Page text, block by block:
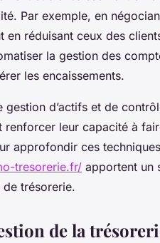
Par exemple, en
réduisant ceux des
la gestion des
les encaissements.
gestion d’actifs et de
renforcer leur capacité à
approfondir ces
tresorerie.fr/ apportent un
trésorerie.
de la